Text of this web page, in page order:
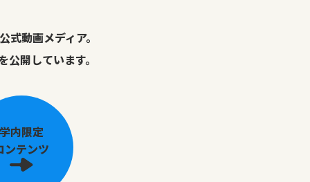
式動画メディア。
開しています。
学内限定
ンテンツ